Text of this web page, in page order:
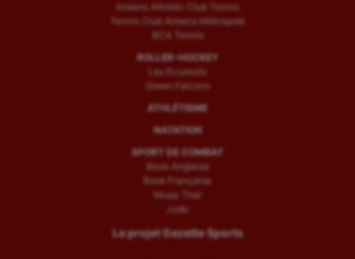
Amiens Athletic Club Tennis
Tennis Club Amiens Métropole
RCA Tennis
ROLLER-HOCKEY
Les Ecureuils
Green Falcons
ATHLÉTISME
NATATION
SPORT DE COMBAT
Boxe Anglaise
Boxe Française
Muay Thaï
Judo
Le projet Gazette Sports